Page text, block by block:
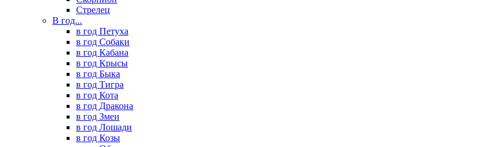
Стрелец
В год...
в год Петуха
в год Собаки
в год Кабана
в год Крысы
в год Быка
в год Тигра
в год Кота
в год Дракона
в год Змеи
в год Лошади
в год Козы